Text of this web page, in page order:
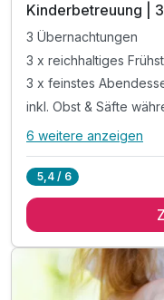
Kinderbetreuung |
3 Übernachtungen
3 x reichhaltiges
3 x feinstes
inkl. Obst & Säfte
Alle
3 x reichhaltiges
inkl. Obst & Säfte
inkl. Mineral &
6 weitere anzeigen
5,4 / 6